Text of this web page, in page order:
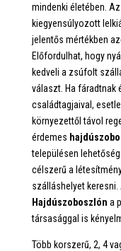
mindenki életében.
kiegyensúlyozott
jelentős mértékben
Előfordulhat, hogy
kedveli a zsúfolt
választ. Ha fáradtnak
családtagjaival,
környezettől távol
érdemes
településen
célszerű a
szálláshelyet keresni.
Hajdúszoboszlón a
társasággal is
Több korszerű, 2, 4